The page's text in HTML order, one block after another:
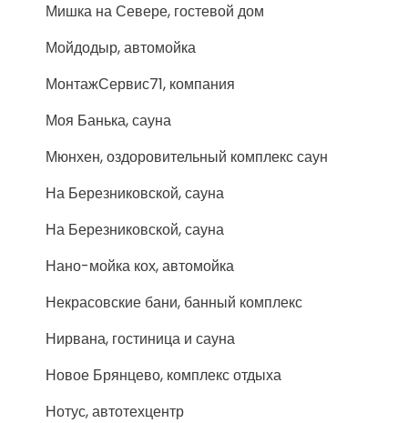
Мишка на Севере, гостевой дом
Мойдодыр, автомойка
МонтажСервис71, компания
Моя Банька, сауна
Мюнхен, оздоровительный комплекс саун
На Березниковской, сауна
На Березниковской, сауна
Нано-мойка кох, автомойка
Некрасовские бани, банный комплекс
Нирвана, гостиница и сауна
Новое Брянцево, комплекс отдыха
Нотус, автотехцентр